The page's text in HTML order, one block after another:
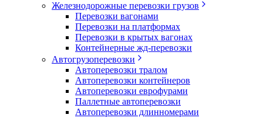
Железнодорожные перевозки грузов
Перевозки вагонами
Перевозки на платформах
Перевозки в крытых вагонах
Контейнерные жд-перевозки
Автогрузоперевозки
Автоперевозки тралом
Автоперевозки контейнеров
Автоперевозки еврофурами
Паллетные автоперевозки
Автоперевозки длинномерами